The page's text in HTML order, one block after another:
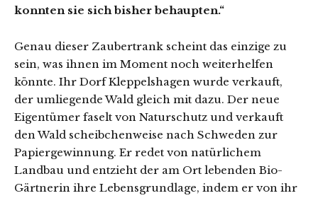
konnten sie sich bisher behaupten.“
Genau dieser Zaubertrank scheint das einzige zu
sein, was ihnen im Moment noch weiterhelfen
könnte. Ihr Dorf Kleppelshagen wurde verkauft,
der umliegende Wald gleich mit dazu. Der neue
Eigentümer faselt von Naturschutz und verkauft
den Wald scheibchenweise nach Schweden zur
Papiergewinnung. Er redet von natürlichem
Landbau und entzieht der am Ort lebenden Bio-
Gärtnerin ihre Lebensgrundlage, indem er von ihr